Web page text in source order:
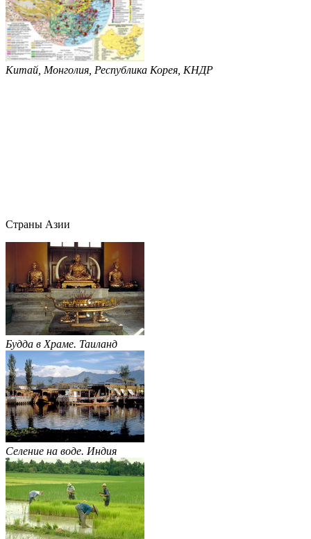
Китай, Монголия, Республика Корея, КНДР
Страны Азии
Будда в Храме. Таиланд
Селение на воде. Индия